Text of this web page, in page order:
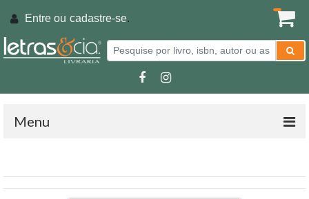
Entre ou cadastre-se.
Menu